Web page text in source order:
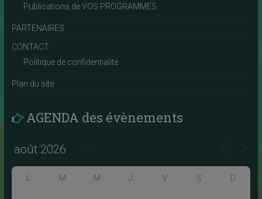
Publications de VOS PROGRAMMES
PARTENAIRES
CONTACT
Politique de confidentialité
Plan du site
AGENDA des évènements
L M M J V S D